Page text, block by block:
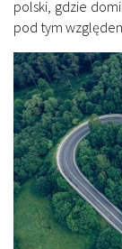
polski, gdzie
pod tym